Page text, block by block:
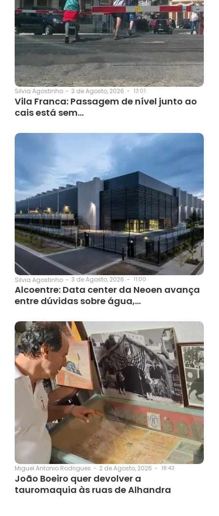
Silvia Agostinho - 3 de Agosto, 2026 - 13:01
Vila Franca: Passagem de nível junto ao
cais está sem…
Silvia Agostinho - 3 de Agosto, 2026 - 11:00
Alcoentre: Data center da Neoen avança
entre dúvidas sobre água,…
Miguel Antonio Rodrigues - 2 de Agosto, 2026 - 18:43
João Boeiro quer devolver a
tauromaquia às ruas de Alhandra